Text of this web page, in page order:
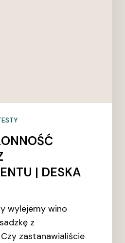
| DESKA
wylejemy wino
z
zastanawialiście